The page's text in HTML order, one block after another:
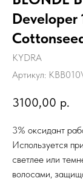
Developer
KYDRA
Артикул:
3100,00 р.
3% оксидант
Используется
светлее или
волосами,